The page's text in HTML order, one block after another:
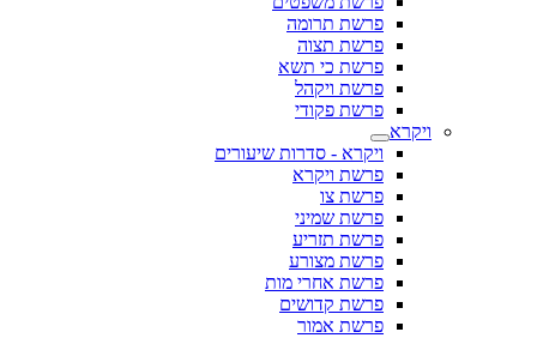
פרשת תרומה
פרשת תצוה
פרשת כי תשא
פרשת ויקהל
פרשת פקודי
ויקרא
ויקרא - סדרות שיעורים
פרשת ויקרא
פרשת צו
פרשת שמיני
פרשת תזריע
פרשת מצורע
פרשת אחרי מות
פרשת קדושים
פרשת אמור